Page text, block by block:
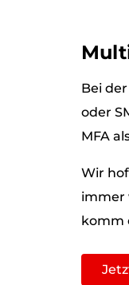
Bei
oder
MFA
Wir
immer
komm